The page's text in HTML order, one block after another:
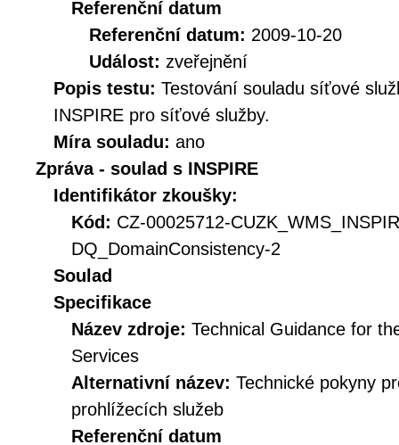
Referenční datum
Referenční datum: 2009-10-20
Událost: zveřejnění
Popis testu: Testování souladu síťové
INSPIRE pro síťové služby.
Míra souladu: ano
Zpráva - soulad s INSPIRE
Identifikátor zkoušky:
Kód: CZ-00025712-
DQ_DomainConsistency-2
Soulad
Specifikace
Název zdroje: Technical Guidance for
Services
Alternativní název: Technické pokyny
prohlížecích služeb
Referenční datum